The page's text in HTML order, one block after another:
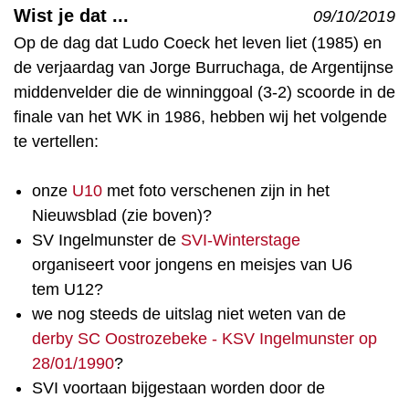
Wist je dat ...
09/10/2019
Op de dag dat Ludo Coeck het leven liet (1985) en
de verjaardag van Jorge Burruchaga, de Argentijnse
middenvelder die de winninggoal (3-2) scoorde in de
finale van het WK in 1986, hebben wij het volgende
te vertellen:
onze U10 met foto verschenen zijn in het
Nieuwsblad (zie boven)?
SV Ingelmunster de SVI-Winterstage
organiseert voor jongens en meisjes van U6
tem U12?
we nog steeds de uitslag niet weten van de
derby SC Oostrozebeke - KSV Ingelmunster op
28/01/1990?
SVI voortaan bijgestaan worden door de